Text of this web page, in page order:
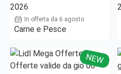
In offerta da 6 agosto
Carne e Pesce
NEW